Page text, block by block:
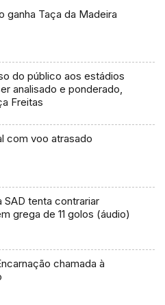
ganha Taça da Madeira
do público aos estádios
analisado e ponderado,
Freitas
com voo atrasado
SAD tenta contrariar
grega de 11 golos (áudio)
chamada à